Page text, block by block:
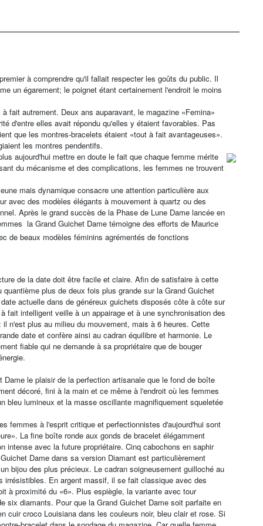
à comprendre qu'il fallait respecter les goûts du public. Il
un égarement; le poignet étant certainement l'endroit le moins
fait autrement. Deux ans auparavant, le magazine «Femina»
d'entre elles avait répondu qu'elles y étaient favorables. Pas
que les montres-bracelets étaient «tout à fait avantageuses».
les montres pendentifs.
aujourd'hui mettre en doute le fait que chaque femme mérite
du mécanisme et des complications, les femmes ne trouvent
mais dynamique consacre une attention particulière aux
avec des modèles élégants à mouvement à quartz ou des
Après le grand succès de la Phase de Lune Dame lancée en
 la Grand Guichet Dame témoigne des efforts de Maurice
de beaux modèles féminins agrémentés de fonctions
de la date doit être facile et claire. Afin de satisfaire à cette
plus de deux fois plus grande sur la Grand Guichet
actuelle dans de généreux guichets disposés côte à côte sur
intelligent veille à un appairage et à une synchronisation des
n'est plus au milieu du mouvement, mais à 6 heures. Cette
date et confère ainsi au cadran équilibre et harmonie. Le
fiable qui ne demande à sa propriétaire que de bouger
le plaisir de la perfection artisanale que le fond de boîte
décoré, fini à la main et ce même à l'endroit où les femmes
bleu lumineux et la masse oscillante magnifiquement squeletée
femmes à l'esprit critique et perfectionnistes d'aujourd'hui sont
La fine boîte ronde aux gonds de bracelet élégamment
intense avec la future propriétaire. Cinq cabochons en saphir
Dame dans sa version Diamant est particulièrement
bijou des plus précieux. Le cadran soigneusement guilloché au
irrésistibles. En argent massif, il se fait classique avec des
à proximité du «6». Plus espiègle, la variante avec tour
six diamants. Pour que la Grand Guichet Dame soit parfaite en
cuir croco Louisiana dans les couleurs noir, bleu clair et rose. Si